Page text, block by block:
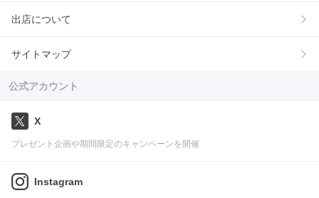
出店について
サイトマップ
公式アカウント
X
プレゼント企画や期間限定のキャンペーンを開催
Instagram